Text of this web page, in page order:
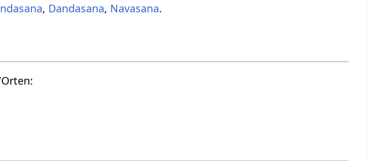
, Dandasana, Navasana.